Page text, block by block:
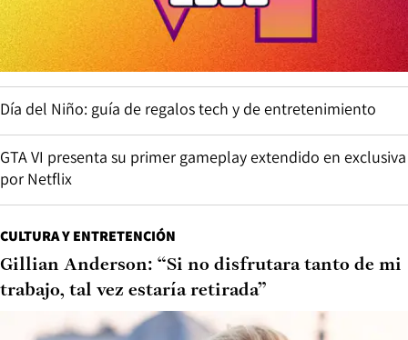
Día del Niño: guía de regalos tech y de entretenimiento
GTA VI presenta su primer gameplay extendido en exclusiva
por Netflix
CULTURA Y ENTRETENCIÓN
Gillian Anderson: “Si no disfrutara tanto de mi
trabajo, tal vez estaría retirada”